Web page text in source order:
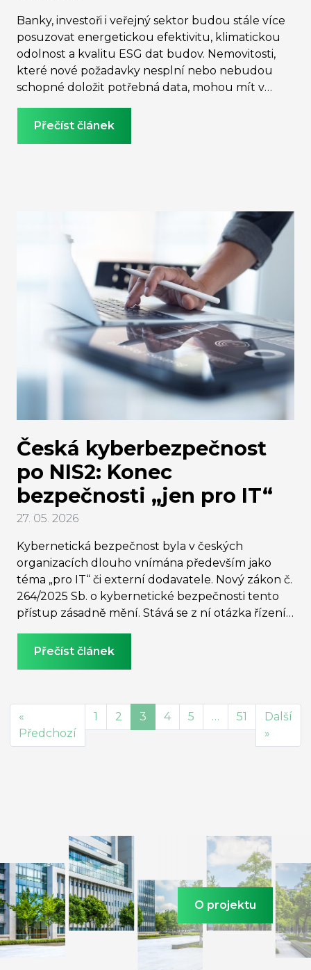
Banky, investoři i veřejný sektor budou stále více
posuzovat energetickou efektivitu, klimatickou
odolnost a kvalitu ESG dat budov. Nemovitosti,
které nové požadavky nesplní nebo nebudou
schopné doložit potřebná data, mohou mít v
investiční atraktivitu. Česká rada pro šetrné
Přečíst článek
Česká kyberbezpečnost
po NIS2: Konec
bezpečnosti „jen pro IT“
27. 05. 2026
Kybernetická bezpečnost byla v českých
organizacích dlouho vnímána především jako
téma „pro IT“ či externí dodavatele. Nový zákon č.
264/2025 Sb. o kybernetické bezpečnosti tento
přístup zásadně mění. Stává se z ní otázka řízení
vedení, a schopnosti doložit, že kritické digitální
Přečíst článek
«
Předchozí
1 2 3 4 5 … 51
Další
»
O projektu